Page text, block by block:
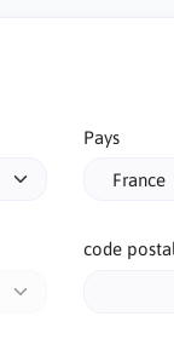
Pays
code